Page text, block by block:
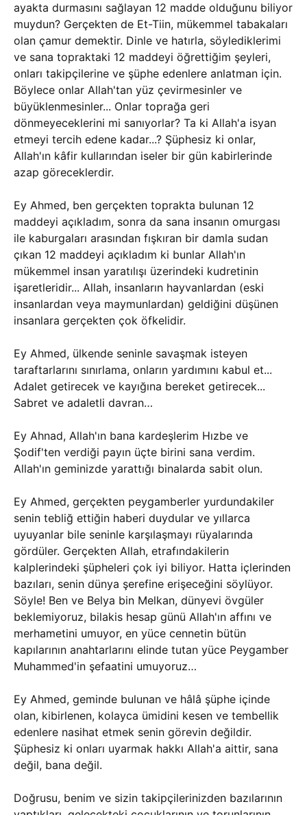
ayakta durmasını sağlayan 12 madde olduğunu biliyor
muydun? Gerçekten de Et-Tiin, mükemmel tabakaları
olan çamur demektir. Dinle ve hatırla, söylediklerimi
ve sana topraktaki 12 maddeyi öğrettiğim şeyleri,
onları takipçilerine ve şüphe edenlere anlatman için.
Böylece onlar Allah'tan yüz çevirmesinler ve
büyüklenmesinler... Onlar toprağa geri
dönmeyeceklerini mi sanıyorlar? Ta ki Allah'a isyan
etmeyi tercih edene kadar...? Şüphesiz ki onlar,
Allah'ın kâfir kullarından iseler bir gün kabirlerinde
azap göreceklerdir.
Ey Ahmed, ben gerçekten toprakta bulunan 12
maddeyi açıkladım, sonra da sana insanın omurgası
ile kaburgaları arasından fışkıran bir damla sudan
çıkan 12 maddeyi açıkladım ki bunlar Allah'ın
mükemmel insan yaratılışı üzerindeki kudretinin
işaretleridir... Allah, insanların hayvanlardan (eski
insanlardan veya maymunlardan) geldiğini düşünen
insanlara gerçekten çok öfkelidir.
Ey Ahmed, ülkende seninle savaşmak isteyen
taraftarlarını sınırlama, onların yardımını kabul et...
Adalet getirecek ve kayığına bereket getirecek...
Sabret ve adaletli davran…
Ey Ahnad, Allah'ın bana kardeşlerim Hızbe ve
Şodif'ten verdiği payın üçte birini sana verdim.
Allah'ın geminizde yarattığı binalarda sabit olun.
Ey Ahmed, gerçekten peygamberler yurdundakiler
senin tebliğ ettiğin haberi duydular ve yıllarca
uyuyanlar bile seninle karşılaşmayı rüyalarında
gördüler. Gerçekten Allah, etrafındakilerin
kalplerindeki şüpheleri çok iyi biliyor. Hatta içlerinden
bazıları, senin dünya şerefine erişeceğini söylüyor.
Söyle! Ben ve Belya bin Melkan, dünyevi övgüler
beklemiyoruz, bilakis hesap günü Allah'ın affını ve
merhametini umuyor, en yüce cennetin bütün
kapılarının anahtarlarını elinde tutan yüce Peygamber
Muhammed'in şefaatini umuyoruz…
Ey Ahmed, geminde bulunan ve hâlâ şüphe içinde
olan, kibirlenen, kolayca ümidini kesen ve tembellik
edenlere nasihat etmek senin görevin değildir.
Şüphesiz ki onları uyarmak hakkı Allah'a aittir, sana
değil, bana değil.
Doğrusu, benim ve sizin takipçilerinizden bazılarının